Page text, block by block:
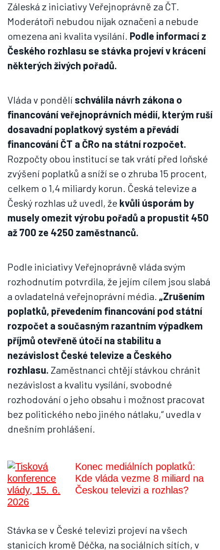
Záleská z iniciativy Veřejnoprávně za ČT.
Moderátoři nebudou nijak označeni a nebude
omezena ani kvalita vysílání. Podle informací z
Českého rozhlasu se stávka projeví v krácení
některých živých pořadů.
Vláda v pondělí schválila návrh zákona o
financování veřejnoprávních médií, kterým ruší
dosavadní poplatkový systém a převádí
financování ČT a ČRo na státní rozpočet.
Rozpočty obou institucí se tak vrátí před loňské
zvýšení poplatků a sníží se o zhruba 15 procent,
celkem o 1,4 miliardy korun. Česká televize a
Český rozhlas už uvedl, že kvůli úsporám by
musely omezit výrobu pořadů a propustit 450
až 700 ze 4250 zaměstnanců.
Podle iniciativy Veřejnoprávně vláda svým
rozhodnutím potvrdila, že jejím cílem jsou slabá
a ovladatelná veřejnoprávní média. „Zrušením
poplatků, převedením financování pod státní
rozpočet a současným razantním výpadkem
příjmů otevřeně útočí na stabilitu a
nezávislost České televize a Českého
rozhlasu. Zaměstnanci chtějí stávkou chránit
nezávislost a kvalitu vysílání, svobodné
rozhodování o jeho obsahu i možnost pracovat
bez politického nebo jiného nátlaku,“ uvedla v
dnešním prohlášení.
Konec mediálních poplatků:
Kde vláda vezme 8 miliard na
Českou televizi a rozhlas?
Stávka se v České televizi projeví na všech
stanicích kromě Déčka, na sociálních sítích, v